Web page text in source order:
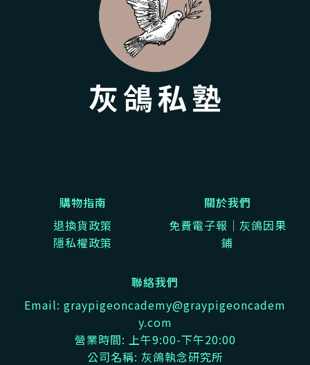
購物指南
退換貨政策
隱私權政策
關於我們
免費電子報｜灰鴿因果
鋪
聯絡我們
Email: graypigeoncademy@graypigeoncadem
y.com
營業時間: 上午9:00-下午20:00
公司名稱: 灰鴿執念研究所